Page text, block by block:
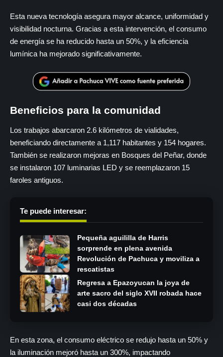
Esta nueva tecnología asegura mayor alcance, uniformidad y
visibilidad nocturna. Gracias a esta intervención, el consumo
de energía se ha reducido hasta un 50%, y la eficiencia
lumínica ha mejorado significativamente.
Beneficios para la comunidad
Los trabajos abarcaron 2.6 kilómetros de vialidades,
beneficiando directamente a 1,117 habitantes y 154 hogares.
También se realizaron mejoras en Bosques del Peñar, donde
se instalaron 107 luminarias LED y se reemplazaron 15
faroles antiguos.
Te puede interesar:
Pequeña aguililla de Harris
sorprende en plena avenida
Revolución de Pachuca y moviliza a
rescatistas
Regresa a Epazoyucan la joya de
arte sacro del siglo XVII robada hace
casi dos décadas
En esta zona, el consumo eléctrico se redujo hasta un 50% y
la iluminación mejoró hasta un 300%, impactando